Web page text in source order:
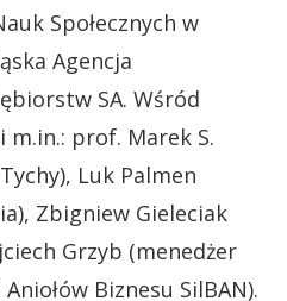
Społecznych w
Agencja
SA. Wśród
prof. Marek S.
Luk Palmen
Zbigniew Gieleciak
Grzyb (menedżer
Biznesu SilBAN).